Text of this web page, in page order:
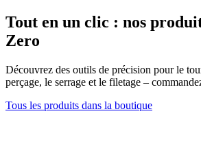
Tout en un clic : nos
Zero
Découvrez des outils de précision pour le
perçage, le serrage et le filetage –
Tous les produits dans la boutique